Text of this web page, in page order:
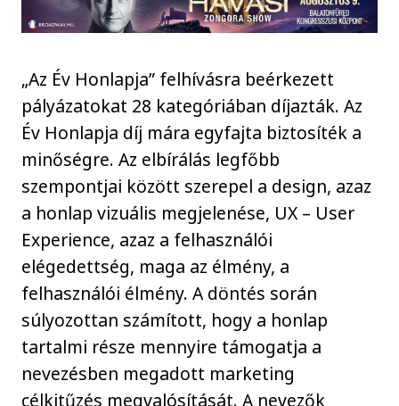
„Az Év Honlapja” felhívásra beérkezett
pályázatokat 28 kategóriában díjazták. Az
Év Honlapja díj mára egyfajta biztosíték a
minőségre. Az elbírálás legfőbb
szempontjai között szerepel a design, azaz
a honlap vizuális megjelenése, UX – User
Experience, azaz a felhasználói
elégedettség, maga az élmény, a
felhasználói élmény. A döntés során
súlyozottan számított, hogy a honlap
tartalmi része mennyire támogatja a
nevezésben megadott marketing
célkitűzés megvalósítását. A nevezők